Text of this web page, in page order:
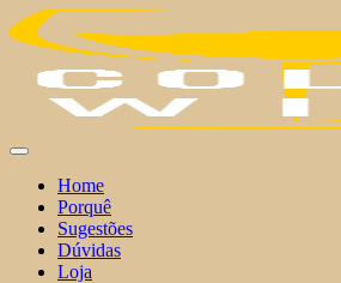
Skip
to
Home
Porquê
Sugestões
Dúvidas
Loja